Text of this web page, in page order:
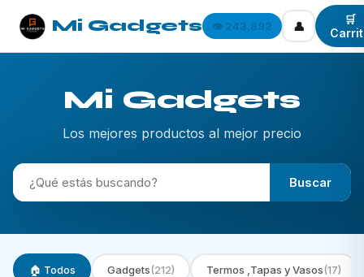
Mi Gadgets 👁️ 243,892 👤
🛒
Mi Gadgets
Los mejores productos al mejor precio
Buscar
🏠 Todos Gadgets(212) Termos ,Tapas y Vasos(17)